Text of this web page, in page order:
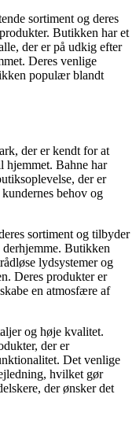
sortiment og deres
Butikken har et
der er på udkig efter
Deres venlige
populær blandt
der er kendt for at
hjemmet. Bahne har
der er
behov og
sortiment og tilbyder
Butikken
lydsystemer og
Deres produkter er
en atmosfære af
og høje kvalitet.
der er
Det venlige
hvilket gør
der ønsker det